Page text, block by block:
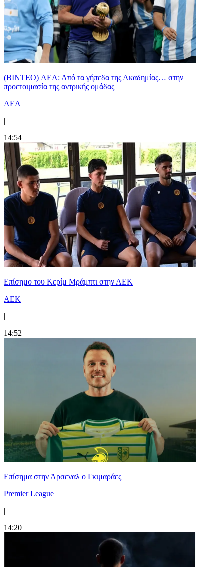
(BINTEO) ΑΕΛ: Από τα γήπεδα της Ακαδημίας… στην
προετοιμασία της αντρικής ομάδας
ΑΕΛ
|
14:54
Επίσημο του Κερίμ Μράμπτι στην ΑΕK
ΑΕΚ
|
14:52
Επίσημα στην Άρσεναλ ο Γκιμαράες
Premier League
|
14:20